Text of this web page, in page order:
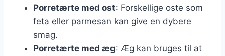
Porretærte med ost: Forskellige oste som
feta eller parmesan kan give en dybere
smag.
Porretærte med æg: Æg kan bruges til at